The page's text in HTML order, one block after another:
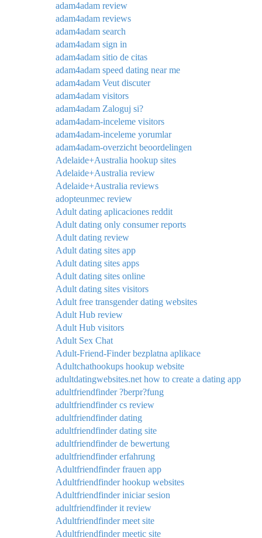
adam4adam review
adam4adam reviews
adam4adam search
adam4adam sign in
adam4adam sitio de citas
adam4adam speed dating near me
adam4adam Veut discuter
adam4adam visitors
adam4adam Zaloguj si?
adam4adam-inceleme visitors
adam4adam-inceleme yorumlar
adam4adam-overzicht beoordelingen
Adelaide+Australia hookup sites
Adelaide+Australia review
Adelaide+Australia reviews
adopteunmec review
Adult dating aplicaciones reddit
Adult dating only consumer reports
Adult dating review
Adult dating sites app
Adult dating sites apps
Adult dating sites online
Adult dating sites visitors
Adult free transgender dating websites
Adult Hub review
Adult Hub visitors
Adult Sex Chat
Adult-Friend-Finder bezplatna aplikace
Adultchathookups hookup website
adultdatingwebsites.net how to create a dating app
adultfriendfinder ?berpr?fung
adultfriendfinder cs review
adultfriendfinder dating
adultfriendfinder dating site
adultfriendfinder de bewertung
adultfriendfinder erfahrung
Adultfriendfinder frauen app
Adultfriendfinder hookup websites
Adultfriendfinder iniciar sesion
adultfriendfinder it review
Adultfriendfinder meet site
Adultfriendfinder meetic site